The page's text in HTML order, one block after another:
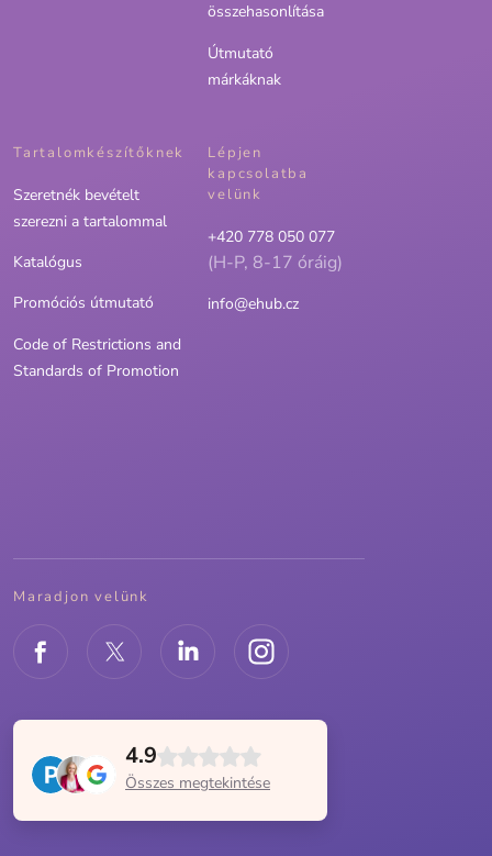
összehasonlítása
Útmutató
márkáknak
Tartalomkészítőknek
Szeretnék bevételt
szerezni a tartalommal
Katalógus
Promóciós útmutató
Code of Restrictions and
Standards of Promotion
Lépjen
kapcsolatba
velünk
+420 778 050 077
(H-P, 8-17 óráig)
info@ehub.cz
Maradjon velünk
4.9
Összes megtekintése